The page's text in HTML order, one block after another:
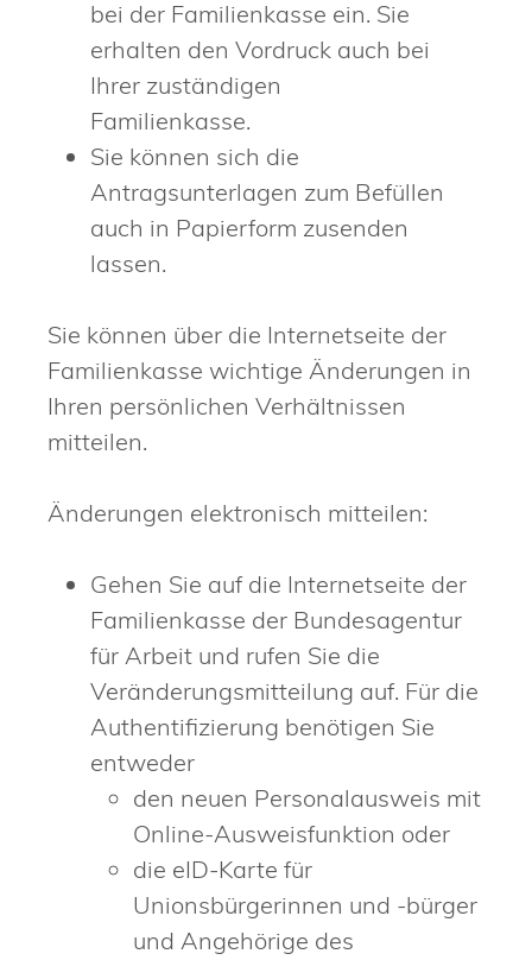
bei der Familienkasse ein. Sie
erhalten den Vordruck auch bei
Ihrer zuständigen
Familienkasse.
Sie können sich die
Antragsunterlagen zum Befüllen
auch in Papierform zusenden
lassen.
Sie können über die Internetseite der
Familienkasse wichtige Änderungen in
Ihren persönlichen Verhältnissen
mitteilen.
Änderungen elektronisch mitteilen:
Gehen Sie auf die Internetseite der
Familienkasse der Bundesagentur
für Arbeit und rufen Sie die
Veränderungsmitteilung auf. Für die
Authentifizierung benötigen Sie
entweder
den neuen Personalausweis mit
Online-Ausweisfunktion oder
die eID-Karte für
Unionsbürgerinnen und -bürger
und Angehörige des